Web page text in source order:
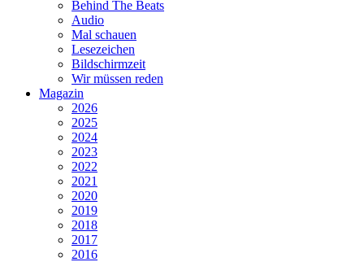
Behind The Beats
Audio
Mal schauen
Lesezeichen
Bildschirmzeit
Wir müssen reden
Magazin
2026
2025
2024
2023
2022
2021
2020
2019
2018
2017
2016